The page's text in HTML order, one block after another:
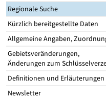
Regionale Suche
Kürzlich bereitgestellte Daten
Allgemeine Angaben,
Gebietsveränderungen,
Änderungen zum
Definitionen und Erläuterungen
Newsletter